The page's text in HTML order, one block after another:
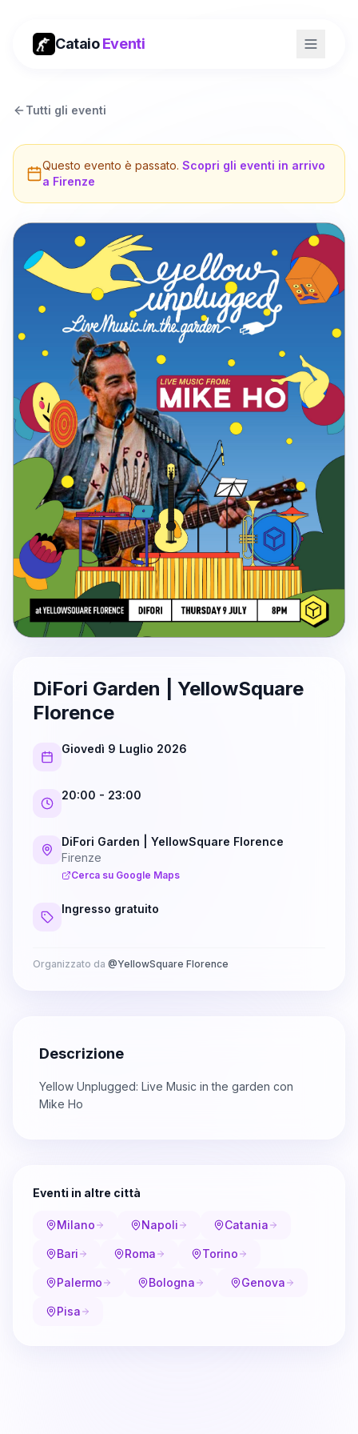
CataioEventi
Tutti gli eventi
Questo evento è passato. Scopri gli eventi in arrivo
a Firenze
DiFori Garden | YellowSquare
Florence
Giovedì 9 Luglio 2026
20:00 - 23:00
DiFori Garden | YellowSquare Florence
Firenze
Cerca su Google Maps
Ingresso gratuito
Organizzato da @YellowSquare Florence
Descrizione
Yellow Unplugged: Live Music in the garden con
Mike Ho
Eventi in altre città
Milano Napoli Catania
Bari Roma Torino
Palermo Bologna Genova
Pisa